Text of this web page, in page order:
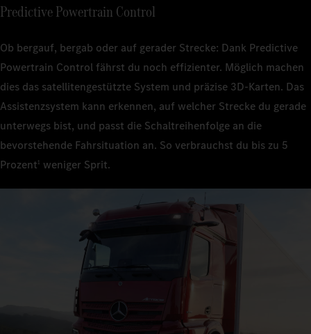
Predictive Powertrain Control
Ob bergauf, bergab oder auf gerader Strecke: Dank Predictive
Powertrain Control fährst du noch effizienter. Möglich machen
dies das satellitengestützte System und präzise 3D‑Karten. Das
Assistenzsystem kann erkennen, auf welcher Strecke du gerade
unterwegs bist, und passt die Schaltreihenfolge an die
bevorstehende Fahrsituation an. So verbrauchst du bis zu 5
Prozent1 weniger Sprit.